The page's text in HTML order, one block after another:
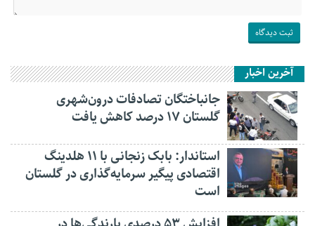
آخرین اخبار
جانباختگان تصادفات درون‌شهری
گلستان ۱۷ درصد کاهش یافت
استاندار: بابک زنجانی با ۱۱ هلدینگ
اقتصادی پیگیر سرمایه‌گذاری در گلستان
است